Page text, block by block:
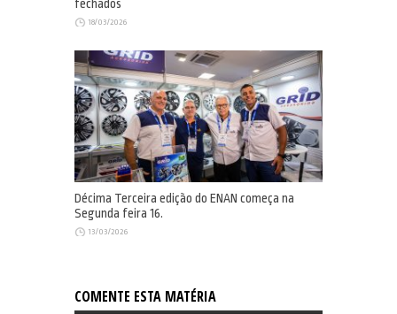
fechados
18/03/2026
Décima Terceira edição do ENAN começa na
Segunda feira 16.
13/03/2026
COMENTE ESTA MATÉRIA